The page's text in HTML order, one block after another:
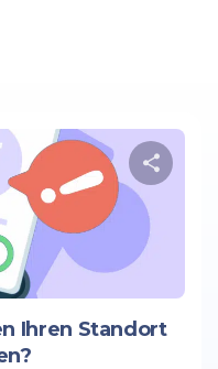
Ihren Standort